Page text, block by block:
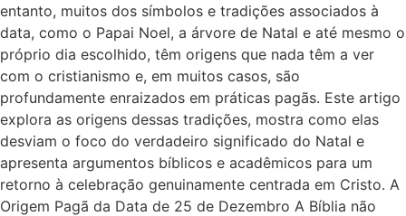
entanto, muitos dos símbolos e tradições associados à
data, como o Papai Noel, a árvore de Natal e até mesmo o
próprio dia escolhido, têm origens que nada têm a ver
com o cristianismo e, em muitos casos, são
profundamente enraizados em práticas pagãs. Este artigo
explora as origens dessas tradições, mostra como elas
desviam o foco do verdadeiro significado do Natal e
apresenta argumentos bíblicos e acadêmicos para um
retorno à celebração genuinamente centrada em Cristo. A
Origem Pagã da Data de 25 de Dezembro A Bíblia não